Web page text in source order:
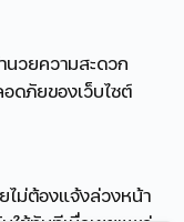
นวยความสะดวก
ดภัยของเว็บไซต์
ไม่ต้องแจ้งล่วงหน้า